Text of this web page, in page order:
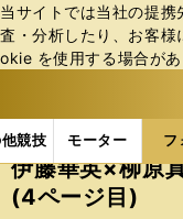
当サイトでは当社の提
査・分析したり、お客
okie を使⽤する場合が
競技 モーター フ
b
ス
ポ
ル
フォトギャラリー
伊藤華英×柳原
(4ページ目)